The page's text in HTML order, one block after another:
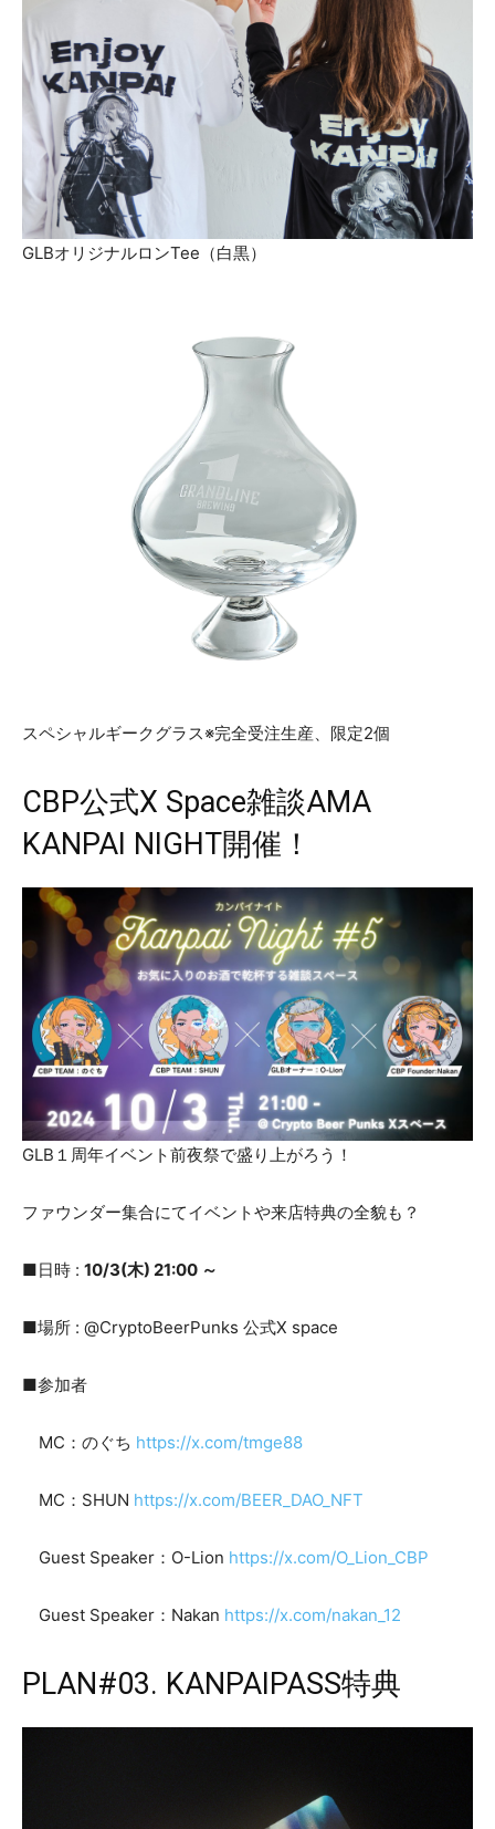
GLBオリジナルロンTee（白黒）
スペシャルギークグラス※完全受注生産、限定2個
CBP公式X Space雑談AMA
KANPAI NIGHT開催！
GLB１周年イベント前夜祭で盛り上がろう！
ファウンダー集合にてイベントや来店特典の全貌も？
■日時 : 10/3(木) 21:00 ～
■場所 : @CryptoBeerPunks 公式X space
■参加者
MC：のぐち https://x.com/tmge88
MC：SHUN https://x.com/BEER_DAO_NFT
Guest Speaker：O-Lion https://x.com/O_Lion_CBP
Guest Speaker：Nakan https://x.com/nakan_12
PLAN#03. KANPAIPASS特典